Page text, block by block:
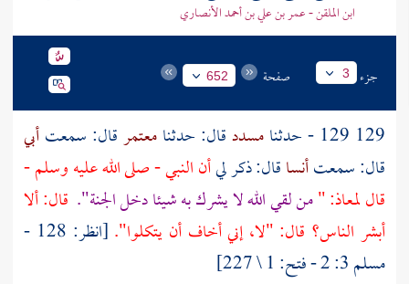
ابن الملقن - عمر بن علي بن أحمد الأنصاري
جزء 3 صفحة 652
129 129 - حدثنا مسددقال: حدثنامعتمرقال: سمعتأبي
قال: سمعتأنساقال: ذكر ليأن النبي - صلى الله عليه وسلم -
قاللمعاذ: "من لقي الله لا يشرك به شيئا دخل الجنة". قال: ألا
أبشر الناس؟ قال: "لا، إني أخاف أن يتكلوا".
[انظر: 128 -
مسلم 3: 2 - فتح: 1 \ 227]